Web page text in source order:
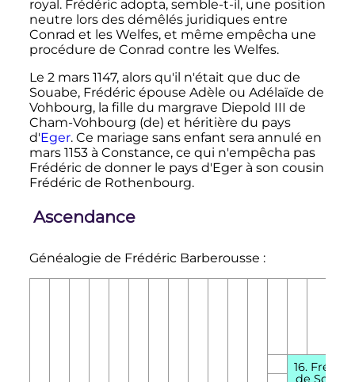
royal. Frédéric adopta, semble-t-il, une position
neutre lors des démêlés juridiques entre
Conrad et les Welfes, et même empêcha une
procédure de Conrad contre les Welfes.
Le 2 mars 1147, alors qu'il n'était que duc de
Souabe, Frédéric épouse Adèle ou Adélaïde de
Vohbourg, la fille du margrave Diepold III de
Cham-Vohbourg (de) et héritière du pays
d'Eger. Ce mariage sans enfant sera annulé en
mars 1153 à Constance, ce qui n'empêcha pas
Frédéric de donner le pays d'Eger à son cousin
Frédéric de Rothenbourg.
Ascendance
Généalogie de Frédéric Barberousse :
16.
de